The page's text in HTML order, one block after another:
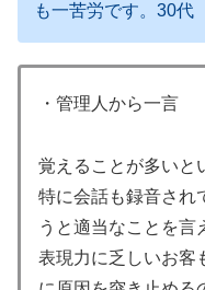
も一苦労です。30
・管理人から一言
覚えることが多いと
特に会話も録音され
うと適当なことを言
表現力に乏しいお客